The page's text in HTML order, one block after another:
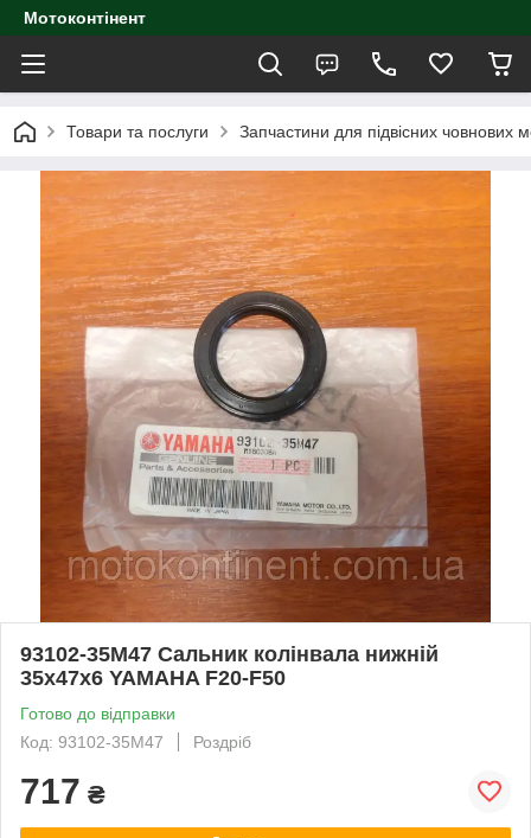
Мотоконтінент
Товари та послуги Запчастини для підвісних човнових
93102-35M47 Сальник колінвала нижній
35x47x6 YAMAHA F20-F50
Готово до відправки
Код: 93102-35M47
Роздріб
717 ₴